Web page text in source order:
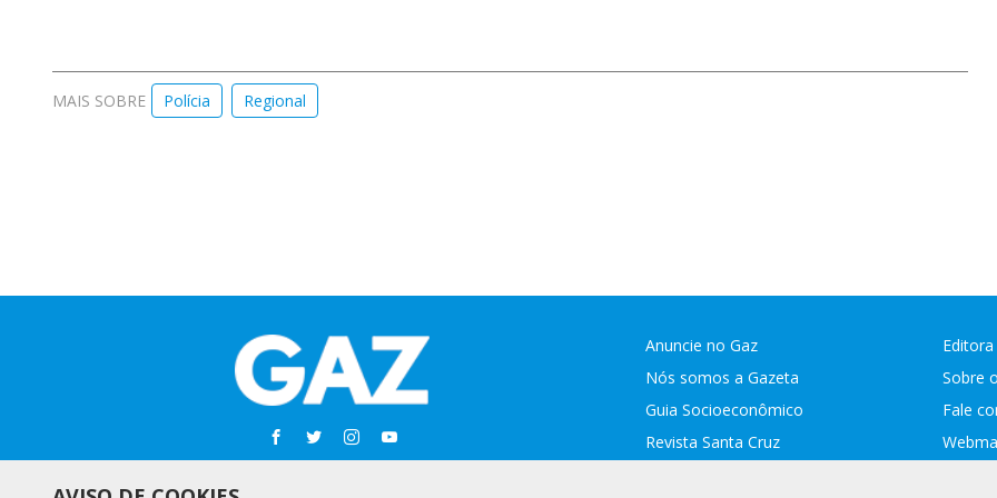
MAIS SOBRE Polícia Regional
Anuncie no Gaz
Nós somos a Gazeta
Guia Socioeconômico
Revista Santa Cruz
Sobre
Fale